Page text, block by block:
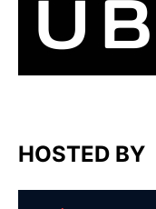
HOSTED BY